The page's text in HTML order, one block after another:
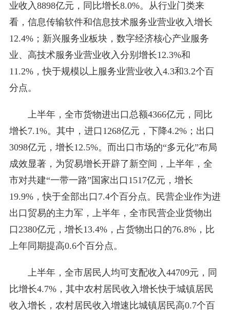
业收入8898亿元，同比增长8.0%。从行业门类来
看，信息传输软件和信息技术服务业营业收入增长
12.4%；新兴服务业板块，数字经济核心产业服务
业、高技术服务业营业收入分别增长12.3%和
11.2%，快于规模以上服务业营业收入4.3和3.2个百
分点。
上半年，全市货物进出口总额4366亿元，同比
增长7.1%。其中，进口1268亿元，下降4.2%；出口
3098亿元，增长12.5%。而出口市场的“多元化”布局
成效显著，为贸易增长开辟了新空间，上半年，全
市对共建“一带一路”国家出口1517亿元，增长
19.9%，快于全部出口7.4个百分点。民营企业作为进
出口贸易的主力军，上半年，全市民营企业货物出
口2380亿元，增长13.4%，占货物出口的76.8%，比
上年同期提高0.6个百分点。
上半年，全市居民人均可支配收入44709元，同
比增长4.7%，其中农村居民收入增长快于城镇居民
收入增长，农村居民收入增速比城镇居民高0.7个百